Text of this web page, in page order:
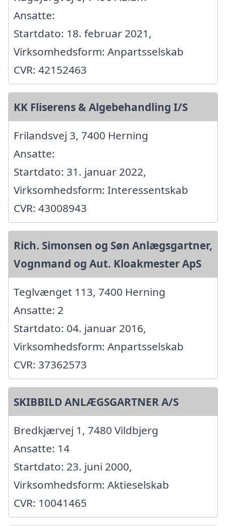
Ansatte:
Startdato: 18. februar 2021,
Virksomhedsform: Anpartsselskab
CVR: 42152463
KK Fliserens & Algebehandling I/S
Frilandsvej 3, 7400 Herning
Ansatte:
Startdato: 31. januar 2022,
Virksomhedsform: Interessentskab
CVR: 43008943
Rich. Simonsen og Søn Anlægsgartner,
Vognmand og Aut. Kloakmester ApS
Teglvænget 113, 7400 Herning
Ansatte: 2
Startdato: 04. januar 2016,
Virksomhedsform: Anpartsselskab
CVR: 37362573
SKIBBILD ANLÆGSGARTNER A/S
Bredkjærvej 1, 7480 Vildbjerg
Ansatte: 14
Startdato: 23. juni 2000,
Virksomhedsform: Aktieselskab
CVR: 10041465